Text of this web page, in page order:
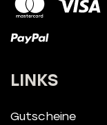
LINKS
Gutscheine